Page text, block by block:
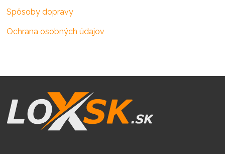
Spôsoby dopravy
Ochrana osobných údajov